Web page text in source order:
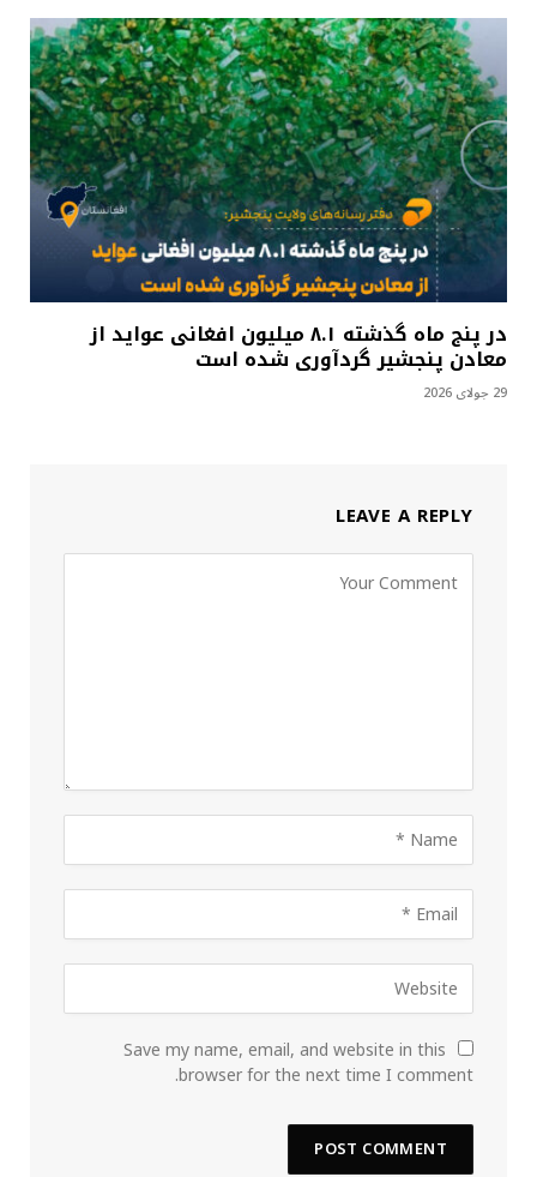
در پنج ماه گذشته ۸.۱ میلیون افغانی عواید از
معادن پنجشیر گردآوری شده است
29 جولای 2026
LEAVE A REPLY
Save my name, email, and website in this
browser for the next time I comment.